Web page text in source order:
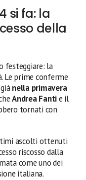
si fa: la
della
festeggiare: la
Le prime conferme
nella primavera
Andrea Fantie il
tornati con
ascolti ottenuti
riscosso dalla
come uno dei
italiana.